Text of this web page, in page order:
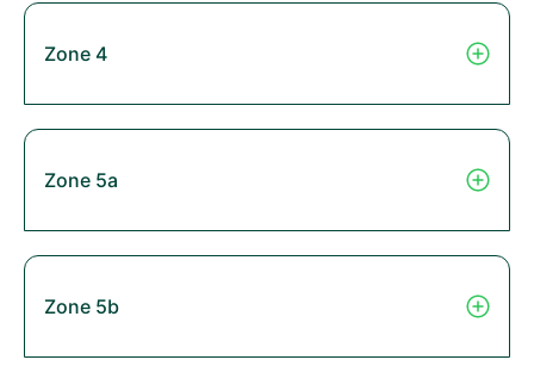
Zone 4
Zone 5a
Zone 5b